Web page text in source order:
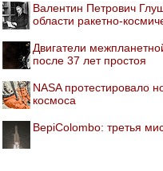
Валентин Петрович
области ракетно-
Двигатели
после 37 лет простоя
NASA протестировало
космоса
BepiColombo: третья